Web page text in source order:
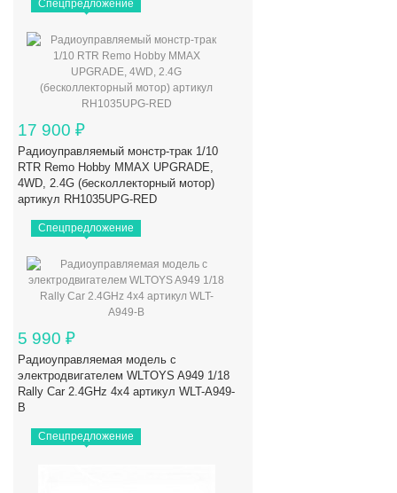
Спецпредложение
17 900 ₽
Радиоуправляемый монстр-трак 1/10
RTR Remo Hobby MMAX UPGRADE,
4WD, 2.4G (бесколлекторный мотор)
артикул RH1035UPG-RED
Спецпредложение
5 990 ₽
Радиоуправляемая модель с
электродвигателем WLTOYS A949 1/18
Rally Car 2.4GHz 4x4 артикул WLT-A949-
B
Спецпредложение